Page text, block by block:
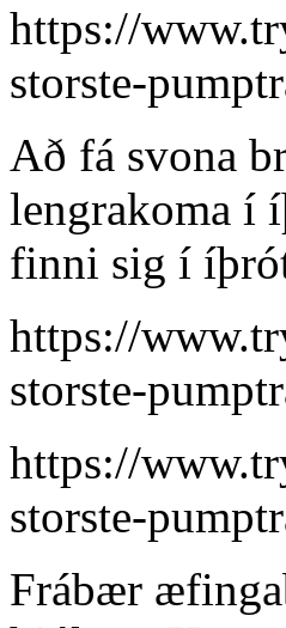
https://
storste-
Að fá svona
lengrakoma í
finni sig í
https://
storste-
https://
storste-
Frábær